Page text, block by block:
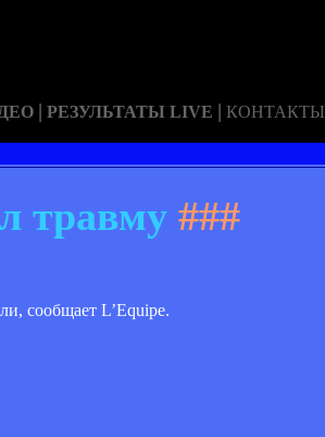
| РЕЗУЛЬТАТЫ LIVE | КОНТАКТЫ
травму ###
сообщает L’Equipe.